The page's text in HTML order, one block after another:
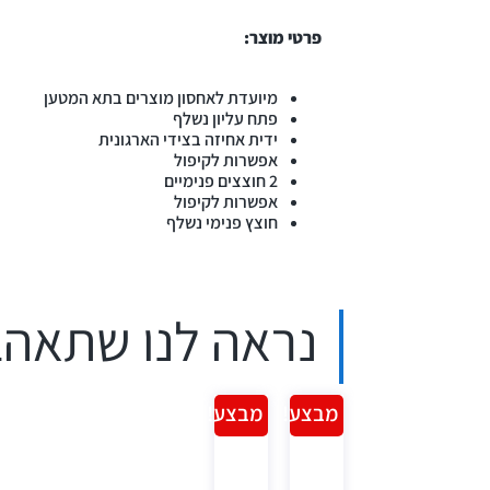
פרטי מוצר:
מיועדת לאחסון מוצרים בתא המטען
פתח עליון נשלף
ידית אחיזה בצידי הארגונית
אפשרות לקיפול
2 חוצצים פנימיים
אפשרות לקיפול
חוצץ פנימי נשלף
נראה לנו
מבצע! מבצע!